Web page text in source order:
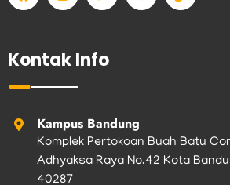
c
o
o
k
s
a
g
a
i
e
u k
Kontak Info
Kampus Bandung
Komplek Pertokoan Buah Batu
Adhyaksa Raya No.42 Kota
40287